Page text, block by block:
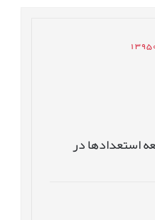
استعدادها در